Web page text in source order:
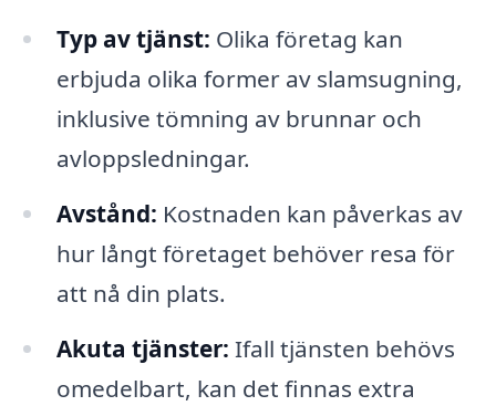
Typ av tjänst: Olika företag kan
erbjuda olika former av slamsugning,
inklusive tömning av brunnar och
avloppsledningar.
Avstånd: Kostnaden kan påverkas av
hur långt företaget behöver resa för
att nå din plats.
Akuta tjänster: Ifall tjänsten behövs
omedelbart, kan det finnas extra